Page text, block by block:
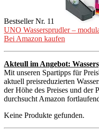
Bestseller Nr. 11
UNO Wassersprudler –
Bei Amazon kaufen
Akteull im Angebot:
Mit unseren Spartipps für
aktuell preisreduzierten
der Höhe des Preises und der
durchsucht Amazon
Keine Produkte gefunden.